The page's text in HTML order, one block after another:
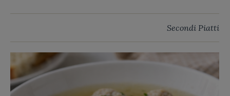
Secondi Piatti